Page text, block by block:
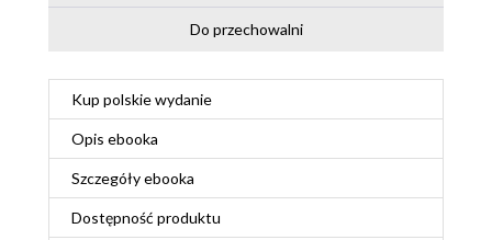
Do przechowalni
Kup polskie wydanie
Opis ebooka
Szczegółyebooka
Dostępność produktu